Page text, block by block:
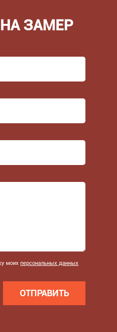
ЗАМЕР
моих персональных данных